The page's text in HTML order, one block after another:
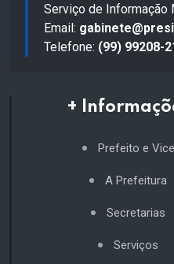
Serviço de Informação
Email:
Telefone: (99) 99208-
+
Prefeito e Vice
A Prefeitura
Secretarias
Serviços